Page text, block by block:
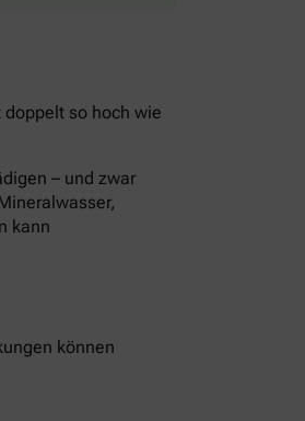
so hoch wie
– und zwar
kann
können